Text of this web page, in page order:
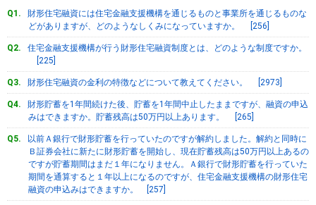
財形住宅融資には住宅金融支援機構を通じるものと事業所を通じるものな
どがありますが、どのようなしくみになっていますか。 [256]
住宅金融支援機構が行う財形住宅融資制度とは、どのような制度ですか。
[225]
財形住宅融資の金利の特徴などについて教えてください。 [2973]
財形貯蓄を1年間続けた後、貯蓄を1年間中止したままですが、融資の申込
みはできますか。貯蓄残高は50万円以上あります。 [265]
以前Ａ銀行で財形貯蓄を行っていたのですが解約しました。解約と同時に
Ｂ証券会社に新たに財形貯蓄を開始し、現在貯蓄残高は50万円以上あるの
ですが貯蓄期間はまだ１年になりません。Ａ銀行で財形貯蓄を行っていた
期間を通算すると１年以上になるのですが、住宅金融支援機構の財形住宅
融資の申込みはできますか。 [257]